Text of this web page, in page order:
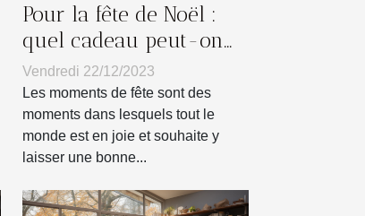
Pour la fête de Noël :
quel cadeau peut-on
offrir à un proche ?
Vendredi 22/12/2023
Les moments de fête sont des
moments dans lesquels tout le
monde est en joie et souhaite y
laisser une bonne...